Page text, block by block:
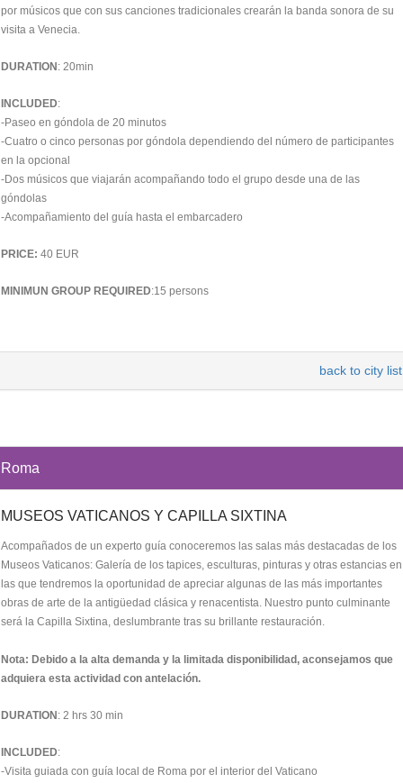
por músicos que con sus canciones tradicionales crearán la banda sonora de su
visita a Venecia.
DURATION : 20min
INCLUDED:
-Paseo en góndola de 20 minutos
-Cuatro o cinco personas por góndola dependiendo del número de participantes
en la opcional
-Dos músicos que viajarán acompañando todo el grupo desde una de las
góndolas
-Acompañamiento del guía hasta el embarcadero
PRICE: 40 EUR
MINIMUN GROUP REQUIRED:15 persons
back to city list
Roma
MUSEOS VATICANOS Y CAPILLA SIXTINA
Acompañados de un experto guía conoceremos las salas más destacadas de los
Museos Vaticanos: Galería de los tapices, esculturas, pinturas y otras estancias en
las que tendremos la oportunidad de apreciar algunas de las más importantes
obras de arte de la antigüedad clásica y renacentista. Nuestro punto culminante
será la Capilla Sixtina, deslumbrante tras su brillante restauración.
Nota: Debido a la alta demanda y la limitada disponibilidad, aconsejamos que
adquiera esta actividad con antelación.
DURATION : 2 hrs 30 min
INCLUDED:
-Visita guiada con guía local de Roma por el interior del Vaticano